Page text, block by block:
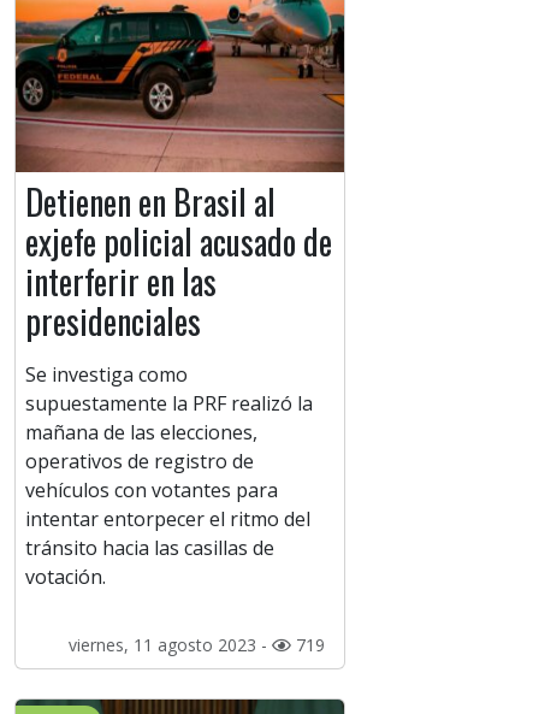
Detienen en Brasil al
exjefe policial acusado de
interferir en las
presidenciales
Se investiga como
supuestamente la PRF realizó la
mañana de las elecciones,
operativos de registro de
vehículos con votantes para
intentar entorpecer el ritmo del
tránsito hacia las casillas de
votación.
viernes, 11 agosto 2023 - 719